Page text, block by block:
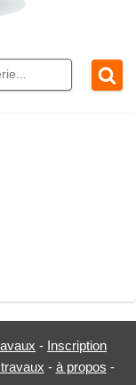
- Inscription
- à propos -